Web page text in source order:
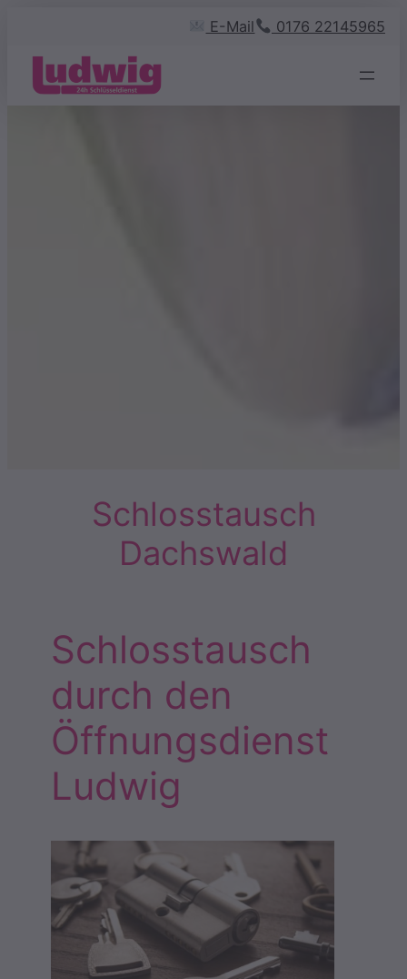
springen
E-Mail 0176 22145965
Schlosstausch
Dachswald
Schlosstausch
durch den
Öffnungsdienst
Ludwig